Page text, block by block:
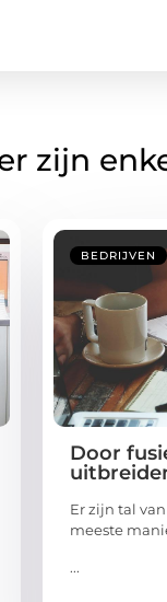
zijn
BEDRIJVEN
Door
Er zijn tal
meeste
...